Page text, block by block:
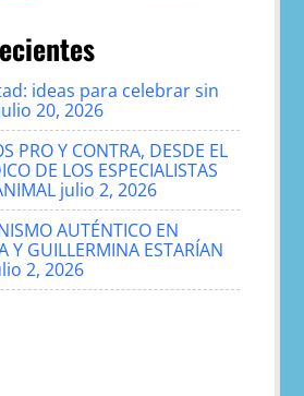
ideas para celebrar sin
20, 2026
PRO Y CONTRA, DESDE EL
DE LOS ESPECIALISTAS
julio 2, 2026
AUTÉNTICO EN
Y GUILLERMINA ESTARÍAN
2, 2026